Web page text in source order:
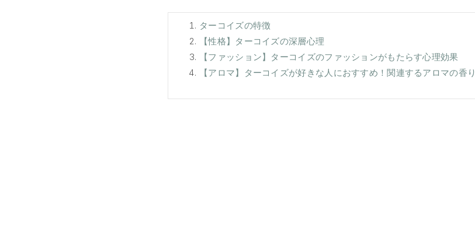
ターコイズの特徴
【性格】ターコイズの深層心理
【ファッション】ターコイズのファッションがもたらす心理効果
【アロマ】ターコイズが好きな人におすすめ！関連するアロマの香り